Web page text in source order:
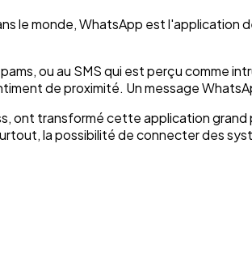
le monde, WhatsApp est l'application
ou au SMS qui est perçu comme
de proximité. Un message
ont transformé cette application
la possibilité de connecter des